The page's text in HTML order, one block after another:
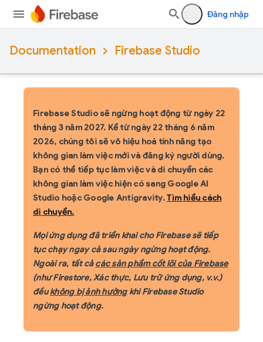
Đăng nhập
Documentation Firebase Studio
Firebase Studio sẽ ngừng hoạt động từ ngày 22
tháng 3 năm 2027. Kể từ ngày 22 tháng 6 năm
2026, chúng tôi sẽ vô hiệu hoá tính năng tạo
không gian làm việc mới và đăng ký người dùng.
Bạn có thể tiếp tục làm việc và di chuyển các
không gian làm việc hiện có sang Google AI
Studio hoặc Google Antigravity.Tìm hiểu cách
di chuyển.
Mọi ứng dụng đã triển khai cho Firebase sẽ tiếp
tục chạy ngay cả sau ngày ngừng hoạt động.
Ngoài ra, tất cảcác sản phẩm cốt lõi của Firebase
(như Firestore, Xác thực, Lưu trữ ứng dụng, v.v.)
đềukhông bị ảnh hưởngkhi Firebase Studio
ngừng hoạt động.